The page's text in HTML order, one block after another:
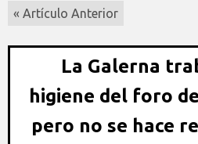
« Artículo Anterior
La Galerna
higiene del foro
pero no se hace